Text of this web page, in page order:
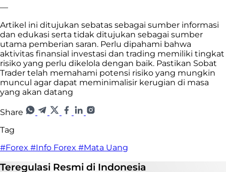
—
Artikel ini ditujukan sebatas sebagai sumber informasi
dan edukasi serta tidak ditujukan sebagai sumber
utama pemberian saran. Perlu dipahami bahwa
aktivitas finansial investasi dan trading memiliki tingkat
risiko yang perlu dikelola dengan baik. Pastikan Sobat
Trader telah memahami potensi risiko yang mungkin
muncul agar dapat meminimalisir kerugian di masa
yang akan datang
Share
Tag
#Forex #Info Forex #Mata Uang
Teregulasi Resmi di Indonesia